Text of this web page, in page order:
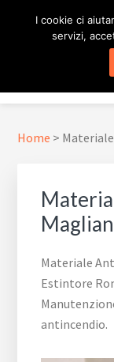
pagina
In Tutta Roma E
Home >
Materiale
Estintore
antincendio.
I cookie ci
servizi,